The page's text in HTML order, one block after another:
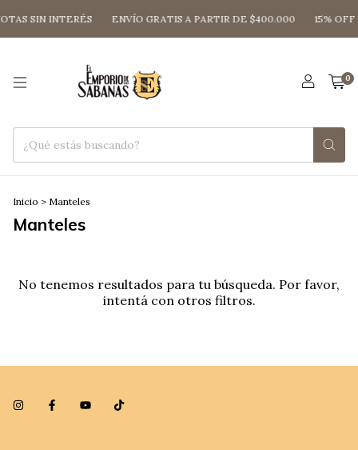
SIN INTERÉS ENVÍO GRATIS A PARTIR DE $400.000 15% OFF
0
Inicio > Manteles
Manteles
No tenemos resultados para tu búsqueda. Por favor,
intentá con otros filtros.